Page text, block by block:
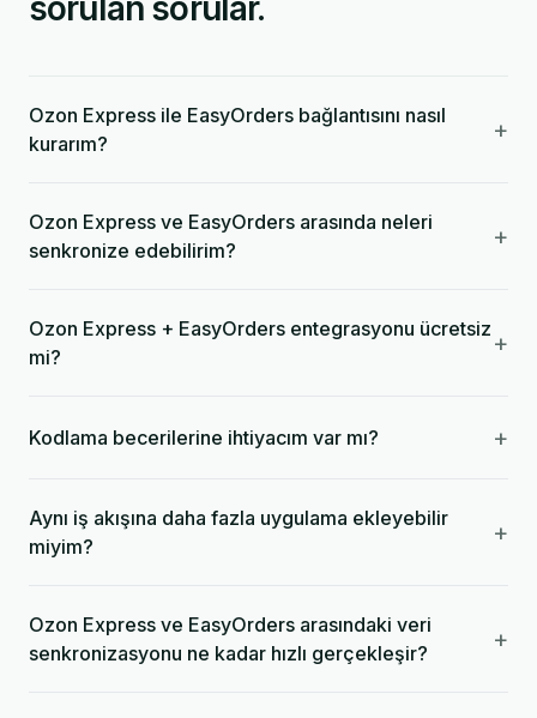
sorulan sorular.
Ozon Express ile EasyOrders bağlantısını nasıl
kurarım?
+
Ozon Express ve EasyOrders arasında neleri
senkronize edebilirim?
+
Ozon Express + EasyOrders entegrasyonu ücretsiz
mi?
+
Kodlama becerilerine ihtiyacım var mı? +
Aynı iş akışına daha fazla uygulama ekleyebilir
miyim?
+
Ozon Express ve EasyOrders arasındaki veri
senkronizasyonu ne kadar hızlı gerçekleşir?
+